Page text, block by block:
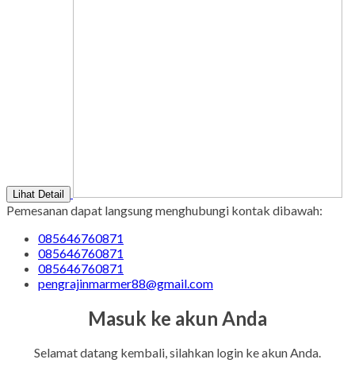
Lihat Detail
Pemesanan dapat langsung menghubungi kontak dibawah:
085646760871
085646760871
085646760871
pengrajinmarmer88@gmail.com
Masuk ke akun Anda
Selamat datang kembali, silahkan login ke akun Anda.